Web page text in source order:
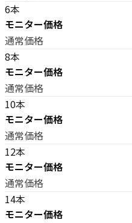
6本
モニター価格
通常価格
8本
モニター価格
通常価格
10本
モニター価格
通常価格
12本
モニター価格
通常価格
14本
モニター価格